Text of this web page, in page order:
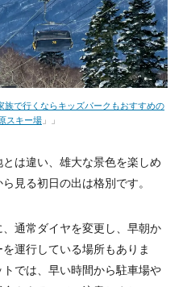
族で行くならキッズパークもおすすめの
スキー場 」」
は違い、雄大な景色を楽しめ
見る初日の出は格別です。
通常ダイヤを変更し、早朝か
運行している場所もありま
では、早い時間から駐車場や